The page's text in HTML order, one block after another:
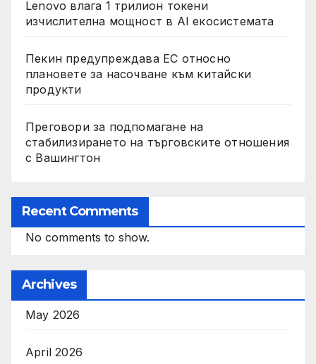
Lenovo влага 1 трилион токени
изчислителна мощност в AI екосистемата
Пекин предупреждава ЕС относно
плановете за насочване към китайски
продукти
Преговори за подпомагане на
стабилизирането на търговските отношения
с Вашингтон
Recent Comments
No comments to show.
Archives
May 2026
April 2026